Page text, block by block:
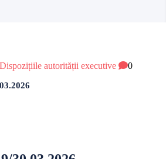
Dispozițiile autorității executive 0